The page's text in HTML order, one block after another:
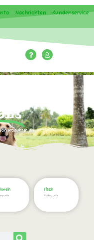
Nachrichten Kundenservice
Produkten an
Fisch
Kategorie